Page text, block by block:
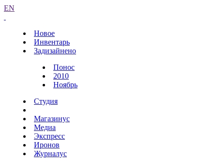
EN
Новое
Инвентарь
Задизайнено
Понос
2010
Ноябрь
Студия
Магазинус
Медиа
Экспресс
Иронов
Журналус